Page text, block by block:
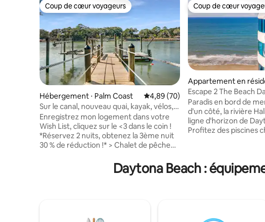
Coup de cœur voyageurs
Coup de cœur voyageurs
Hébergement ⋅ Palm Coast Évaluation moyenne sur la base
4,89 (70)
Sur le canal, nouveau quai, kayak, vélos,
équipement de plage
Enregistrez mon logement dans votre
Wish List, cliquez sur le <3 dans le coin !
*Réservez 2 nuits, obtenez la 3ème nuit
30 % de réduction !* > Chalet de pêche
neuf ! >SUP, vélos, équipement de plage,
équipement de yoga - avec renonciation
Coup de cœur
Coup de cœur
Appartement en
⋅ Daytona Beach
Escape 2 The Beach
2 chambres 2 salles
Paradis en bord de
d'un côté, la rivière
ligne d'horizon de
Profitez des piscines
ball, du pickleball et
vous dans des lits king
Daytona Beach :